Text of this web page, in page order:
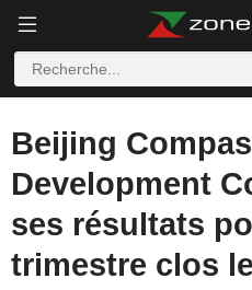
Beijing
Development
ses résultats
trimestre clos